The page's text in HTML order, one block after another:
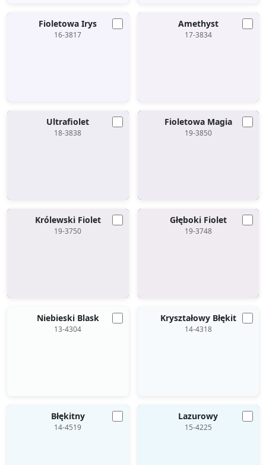
Fioletowa Irys
16-3817
Amethyst
17-3834
Ultrafiolet
18-3838
Fioletowa Magia
19-3850
Królewski Fiolet
19-3750
Głęboki Fiolet
19-3748
Niebieski Blask
13-4304
Kryształowy Błękit
14-4318
Błękitny
14-4519
Lazurowy
15-4225